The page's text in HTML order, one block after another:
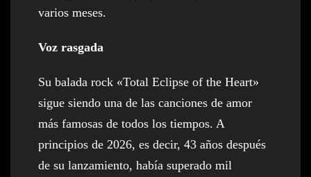
varios meses.
Voz rasgada
Su balada rock «Total Eclipse of the Heart»
sigue siendo una de las canciones de amor
más famosas de todos los tiempos. A
principios de 2026, es decir, 43 años después
de su lanzamiento, había superado mil